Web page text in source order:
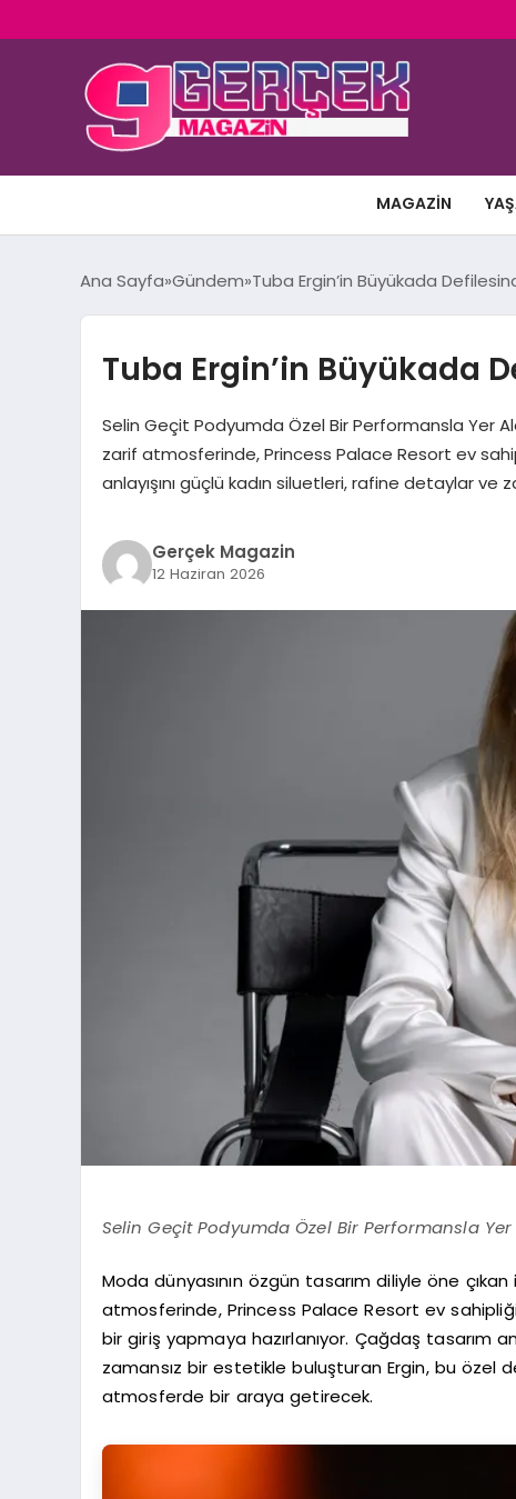
MAGAZIN
Ana Sayfa Gündem Tuba Ergin’in Büyükada
Tuba Ergin’in Büyükada
Selin Geçit Podyumda Özel Bir Performansla Yer
zarif atmosferinde, Princess Palace Resort ev
anlayışını güçlü kadın siluetleri, rafine detaylar
Gerçek Magazin
12 Haziran 2026
Selin Geçit Podyumda Özel Bir Performansla
Moda dünyasının özgün tasarım diliyle öne
atmosferinde, Princess Palace Resort ev
bir giriş yapmaya hazırlanıyor. Çağdaş tasarım
zamansız bir estetikle buluşturan Ergin, bu özel
atmosferde bir araya getirecek.